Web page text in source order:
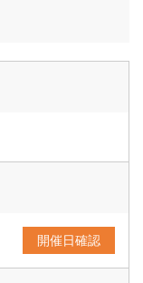
開催日確認